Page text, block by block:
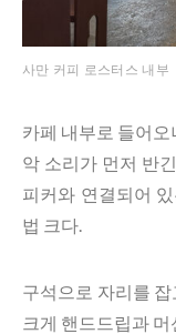
사만 커피 로스터스 내부
카페 내부로 들어
악 소리가 먼저 반
피커와 연결되어
법 크다.
구석으로 자리를
크게 핸드드립과